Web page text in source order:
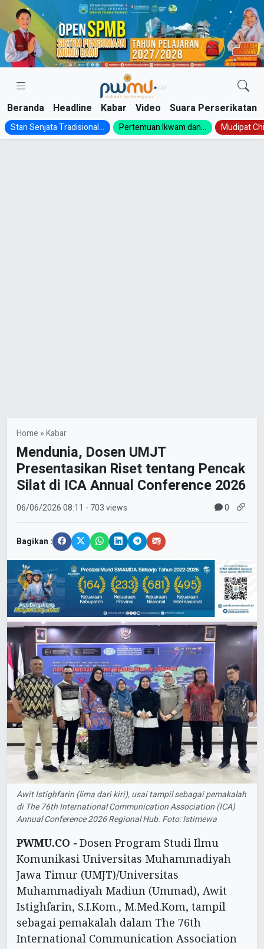
Skip
content
Beranda Headline Kabar Video Suara Perserikatan
Stan Senjata Tradisional... Pertemuan Ikwam dan... Mudipat
Home »Kabar
Mendunia, Dosen UMJT
Presentasikan Riset tentang Pencak
Silat di ICA Annual Conference 2026
06/06/202608:11 - 703 views 0
Bagikan :
Awit Istighfarin (lima dari kiri), usai tampil sebagai pemakalah
di The 76th International Communication Association (ICA)
Annual Conference 2026 Regional Hub. Foto: Istimewa
PWMU.CO - Dosen Program Studi Ilmu
Komunikasi Universitas Muhammadiyah
Jawa Timur (UMJT)/Universitas
Muhammadiyah Madiun (Ummad), Awit
Istighfarin, S.I.Kom., M.Med.Kom, tampil
sebagai pemakalah dalam The 76th
International Communication Association